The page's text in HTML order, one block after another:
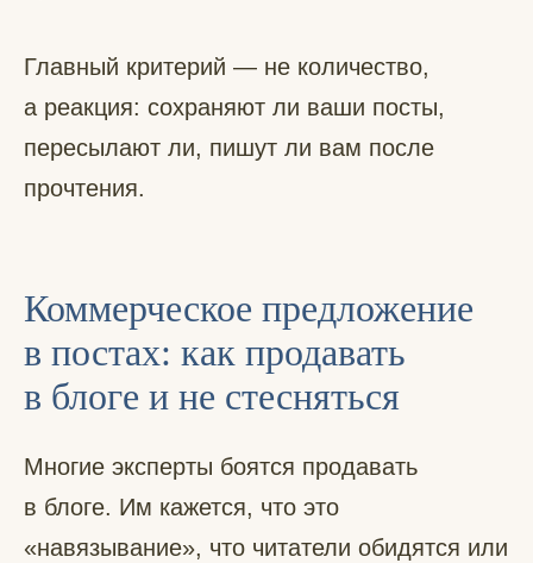
Главный критерий — не количество,
а реакция: сохраняют ли ваши посты,
пересылают ли, пишут ли вам после
прочтения.
Коммерческое предложение
в постах: как продавать
в блоге и не стесняться
Многие эксперты боятся продавать
в блоге. Им кажется, что это
«навязывание», что читатели обидятся или